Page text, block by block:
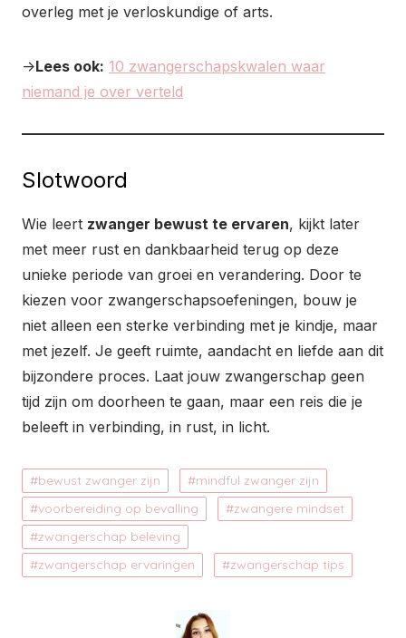
overleg met je verloskundige of arts.
->Lees ook: 10 zwangerschapskwalen waar
niemand je over verteld
Slotwoord
Wie leert zwanger bewust te ervaren, kijkt later
met meer rust en dankbaarheid terug op deze
unieke periode van groei en verandering. Door te
kiezen voor zwangerschapsoefeningen, bouw je
niet alleen een sterke verbinding met je kindje, maar
met jezelf. Je geeft ruimte, aandacht en liefde aan dit
bijzondere proces. Laat jouw zwangerschap geen
tijd zijn om doorheen te gaan, maar een reis die je
beleeft in verbinding, in rust, in licht.
bewust zwanger zijn
mindful zwanger zijn
voorbereiding op bevalling
zwangere mindset
zwangerschap beleving
zwangerschap ervaringen
zwangerschap tips